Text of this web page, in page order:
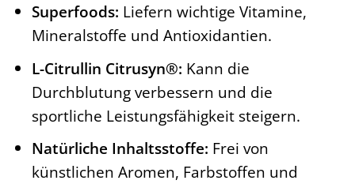
Superfoods: Liefern wichtige Vitamine,
Mineralstoffe und Antioxidantien.
L-Citrullin Citrusyn®: Kann die
Durchblutung verbessern und die
sportliche Leistungsfähigkeit steigern.
Natürliche Inhaltsstoffe: Frei von
künstlichen Aromen, Farbstoffen und